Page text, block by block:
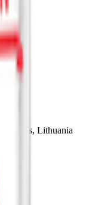
Kaunas, Lithuania